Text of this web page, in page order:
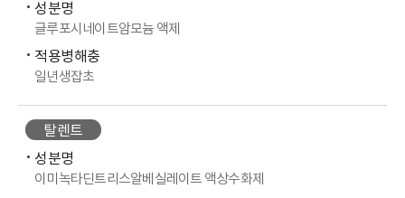
성분명
글루포시네이트암모늄 액제
적용병해충
일년생잡초
탈렌트
성분명
이미녹타딘트리스알베실레이트 액상수화제